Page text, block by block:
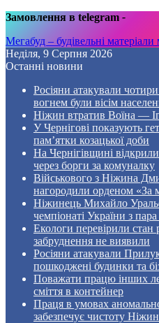
Замовлення в telegram -
Мегабуд – будівельні
Неділя, 9 Серпня 2026
Останні новини
Росіяни атакували
вогнем були вісім
Ніжин втратив Воїна —
У Чернігові показують
пам’ятки козацької доби
На Чернігівщині
через борги за комуналку
Військового з Ніжина
нагородили орденом «За
Ніжинець Михайло
чемпіонаті України з
Екологи перевірили
забруднення не виявили
Росіяни атакували
пошкоджені будинки та
Поважати працю інших
сміття в контейнер
Праця в умовах
забезпечує чистоту